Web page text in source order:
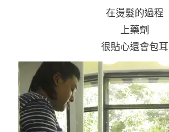
在燙髮的過程
上藥劑
很貼心還會包耳